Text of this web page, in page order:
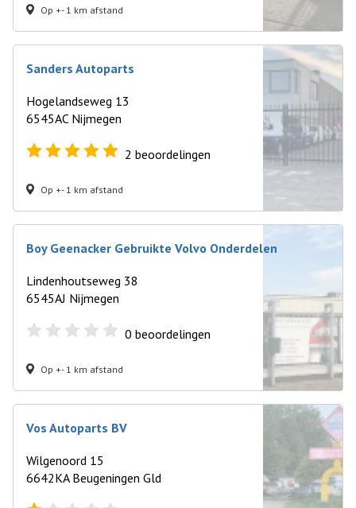
Op +- 1 km afstand
Sanders Autoparts
Hogelandseweg 13
6545AC Nijmegen
2 beoordelingen
Op +- 1 km afstand
Boy Geenacker Gebruikte Volvo Onderdelen
Lindenhoutseweg 38
6545AJ Nijmegen
0 beoordelingen
Op +- 1 km afstand
Vos Autoparts BV
Wilgenoord 15
6642KA Beugeningen Gld